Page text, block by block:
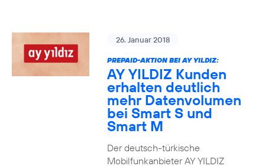
26. Januar 2018
PREPAID-AKTION BEI AY YILDIZ:
AY YILDIZ Kunden
erhalten deutlich
mehr Datenvolumen
bei Smart S und
Smart M
Der deutsch-türkische
Mobilfunkanbieter AY YILDIZ